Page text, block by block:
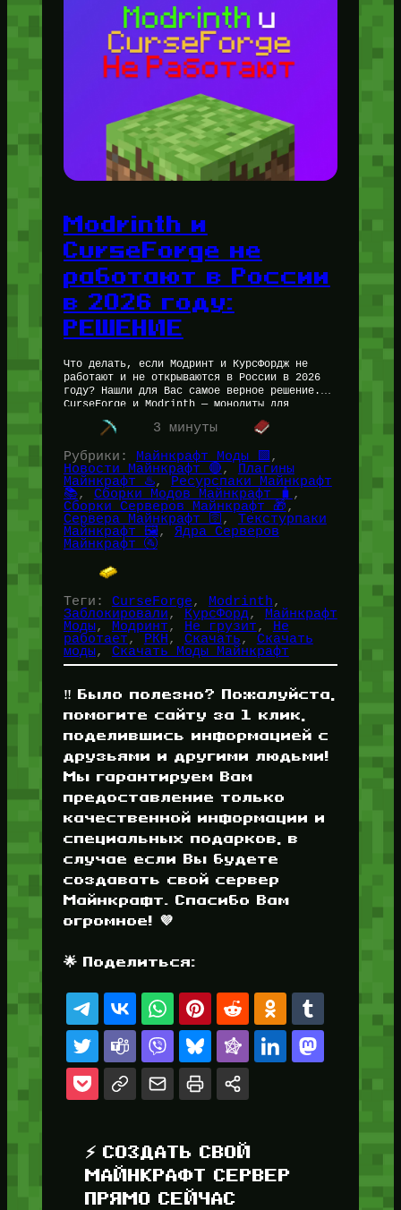
Modrinth и
CurseForge не
работают в России
в 2026 году:
РЕШЕНИЕ
Что делать, если Модринт и КурсФордж не
работают и не открываются в России в 2026
году? Нашли для Вас самое верное решение.
CurseForge и Modrinth — монолиты для
скачивания модов…
3 минуты
Рубрики: Майнкрафт Моды 🟩
Новости Майнкрафт 🔴, Плагины
Майнкрафт ♨️, Ресурспаки Майнкрафт
📚, Сборки Модов Майнкрафт 🧳
Сборки Серверов Майнкрафт 🎁
Сервера Майнкрафт 🛜, Текстурпаки
Майнкрафт 🖼️, Ядра Серверов
Майнкрафт 🚰
Теги: CurseForge, Modrinth
Заблокировали, КурсФорд,
Майнкрафт
Моды, Модринт, Не грузит,
Не
работает, РКН , Скачать, Скачать
моды, Скачать Моды Майнкрафт
‼️ Было полезно? Пожалуйста,
помогите сайту за 1 клик,
поделившись информацией с
друзьями и другими людьми!
Мы гарантируем Вам
предоставление только
качественной информации и
специальных подарков, в
случае если Вы будете
создавать свой сервер
Майнкрафт. Спасибо Вам
огромное! 💜
🌟 Поделиться:
⚡ СОЗДАТЬ СВОЙ
МАЙНКРАФТ СЕРВЕР
ПРЯМО СЕЙЧАС